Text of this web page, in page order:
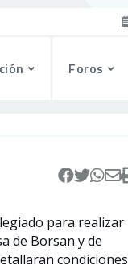
Foros
para realizar
de Borsan y de
condiciones